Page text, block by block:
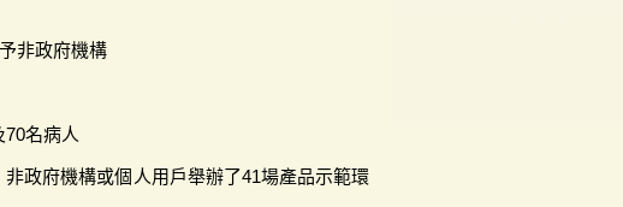
非政府機構
名病人
政府機構或個人用戶舉辦了41場產品示範環